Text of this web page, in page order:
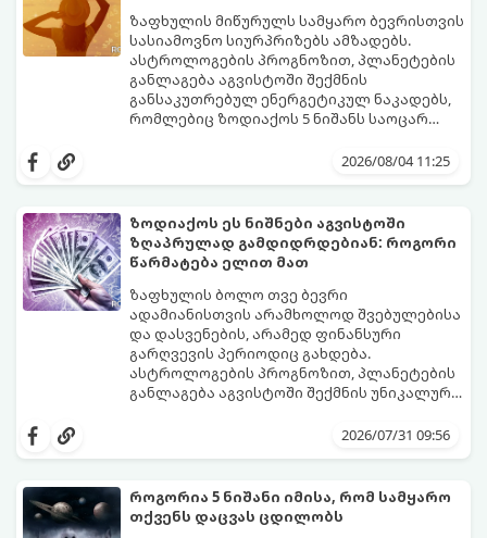
ზაფხულის მიწურულს სამყარო ბევრისთვის
სასიამოვნო სიურპრიზებს ამზადებს.
ასტროლოგების პროგნოზით, პლანეტების
განლაგება აგვისტოში შექმნის
განსაკუთრებულ ენერგეტიკულ ნაკადებს,
რომლებიც ზოდიაქოს 5 ნიშანს საოცარ
ყველაზე ბედნიერი თვე აღმოჩნდება.
2026/08/04 11:25
ზოდიაქოს ეს ნიშნები აგვისტოში
ზღაპრულად გამდიდრდებიან: როგორი
წარმატება ელით მათ
ზაფხულის ბოლო თვე ბევრი
ადამიანისთვის არამხოლოდ შვებულებისა
და დასვენების, არამედ ფინანსური
გარღვევის პერიოდიც გახდება.
ასტროლოგების პროგნოზით, პლანეტების
განლაგება აგვისტოში შექმნის უნიკალურ
ზოდიაქოს 4 ნიშანს ფინანსური წარმატების
შორის, ვისაც აგვისტოში ფინანსური
2026/07/31 09:56
როგორია 5 ნიშანი იმისა, რომ სამყარო
თქვენს დაცვას ცდილობს